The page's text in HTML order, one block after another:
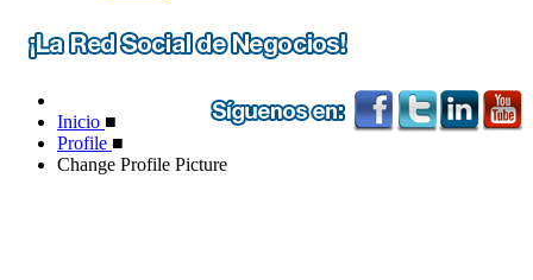
Inicio ■
Profile ■
Change Profile Picture